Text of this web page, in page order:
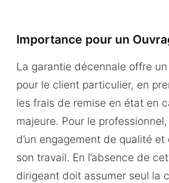
Importance pour un
La garantie décennale offre
pour le client particulier, en
les frais de remise en état en
majeure. Pour le
d’un engagement de qualité
son travail. En l’absence de
dirigeant doit assumer seul la